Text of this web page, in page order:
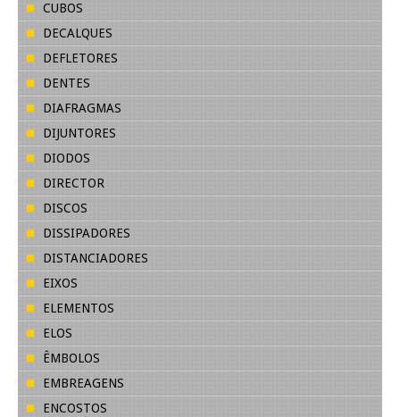
CUBOS
DECALQUES
DEFLETORES
DENTES
DIAFRAGMAS
DIJUNTORES
DIODOS
DIRECTOR
DISCOS
DISSIPADORES
DISTANCIADORES
EIXOS
ELEMENTOS
ELOS
ÊMBOLOS
EMBREAGENS
ENCOSTOS